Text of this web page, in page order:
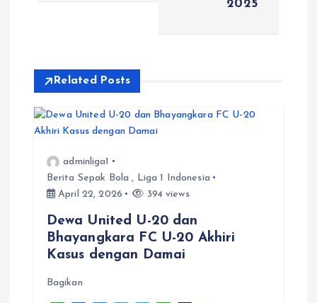
v
2025
Related Posts
adminliga1
Berita Sepak Bola , Liga 1 Indonesia
April 22, 2026
394 views
Dewa United U-20 dan
Bhayangkara FC U-20 Akhiri
Kasus dengan Damai
Bagikan